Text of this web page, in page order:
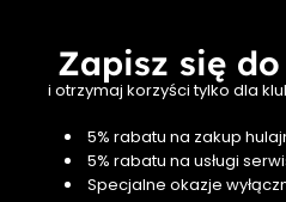
Zapisz się
i otrzymaj korzyści tylko dla
5% rabatu na zakup
5% rabatu na usługi
Specjalne okazje